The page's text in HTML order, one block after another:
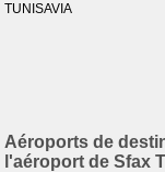
TUNISAVIA
Aéroports de
l'aéroport de Sfax